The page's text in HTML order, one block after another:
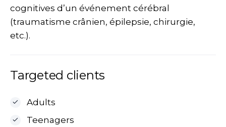
cognitives d’un événement cérébral
(traumatisme crânien, épilepsie, chirurgie,
etc.).
Targeted clients
Adults
Teenagers